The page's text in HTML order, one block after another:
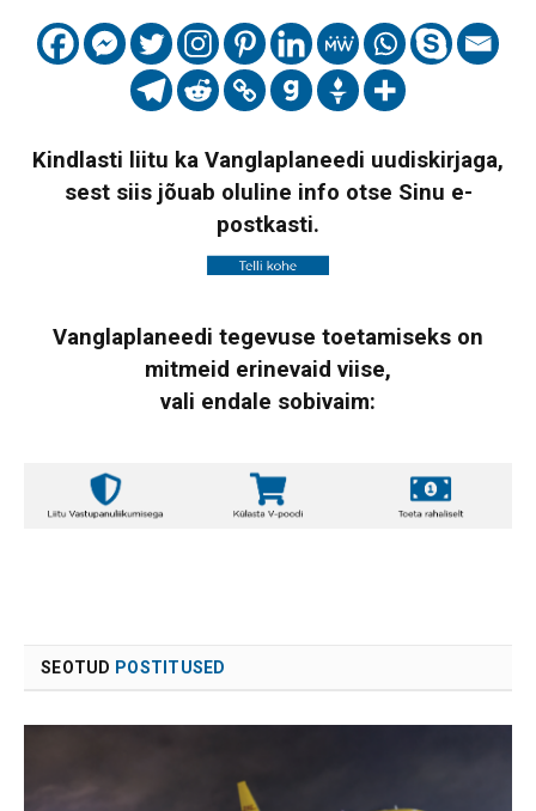
Kindlasti liitu ka Vanglaplaneedi uudiskirjaga,
sest siis jõuab oluline info otse Sinu e-
postkasti.
Vanglaplaneedi tegevuse toetamiseks on
mitmeid erinevaid viise,
vali endale sobivaim:
SEOTUD POSTITUSED